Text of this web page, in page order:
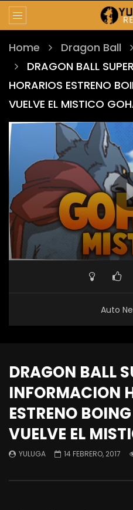
Home Dragon Ball
DRAGON BALL
HORARIOS ESTRENO
VUELVE EL MISTICO
Auto
DRAGON BALL
INFORMACION
ESTRENO
VUELVE EL
YULUGA 14 FEBRERO, 2017